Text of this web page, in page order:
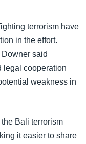
terrorism have
in the effort.
said
legal cooperation
weakness in
Bali terrorism
it easier to share